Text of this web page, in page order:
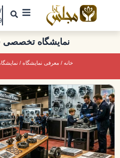
محتوا
مجلس آرا
مقالات
درباره ما
تماس با ما
جذب نیرو
نمایشگاه
خانه / معرفی نمایشگاه /